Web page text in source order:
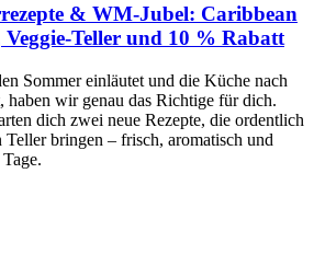
& WM-Jubel: Caribbean
Teller und 10 % Rabatt
Sommer einläutet und die Küche nach
haben wir genau das Richtige für dich.
dich zwei neue Rezepte, die ordentlich
Teller bringen – frisch, aromatisch und